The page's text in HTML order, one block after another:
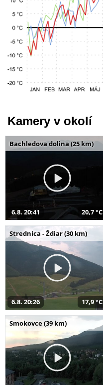
Kamery v okolí
Bachledova dolina (25 km)
6.8. 20:41 20,7 °C
Strednica - Ždiar (30 km)
6.8. 20:26 17,9 °C
Smokovce (39 km)